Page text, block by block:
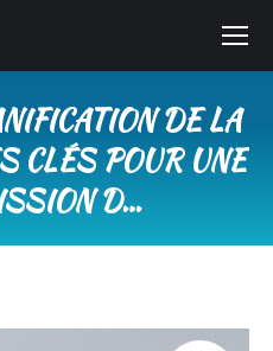
DE LA
CLÉS POUR UNE
D…